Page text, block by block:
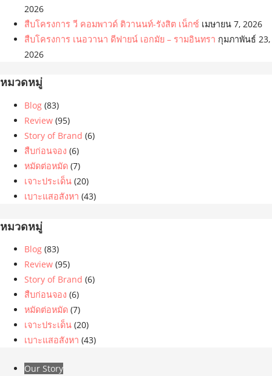
2026
สืบโครงการ วี คอมพาวด์ ติวานนท์-รังสิต เน็กซ์ เมษายน 7, 2026
สืบโครงการ เนอวานา ดีฟายน์ เอกมัย – รามอินทรา กุมภาพันธ์ 23,
2026
หมวดหมู่
Blog (83)
Review (95)
Story of Brand (6)
สืบก่อนจอง (6)
หมัดต่อหมัด (7)
เจาะประเด็น (20)
เบาะแสอสังหา (43)
หมวดหมู่
Blog (83)
Review (95)
Story of Brand (6)
สืบก่อนจอง (6)
หมัดต่อหมัด (7)
เจาะประเด็น (20)
เบาะแสอสังหา (43)
Our Story